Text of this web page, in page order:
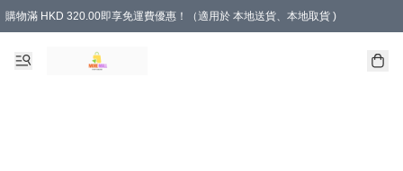
購物滿 HKD 320.00即享免運費優惠！（適用於 本地送貨、本地取貨 )